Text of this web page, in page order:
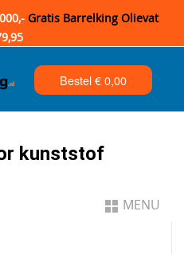
Gratis Barrelking Olievat
Bestel €0,00
kunststof
MENU